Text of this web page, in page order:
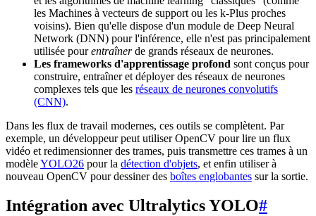
les Machines à vecteurs de support ou les k-Plus proches
voisins). Bien qu'elle dispose d'un module de Deep Neural
Network (DNN) pour l'inférence, elle n'est pas principalement
utilisée pourentraînerde grands réseaux de neurones.
Les frameworks d'apprentissage profond sont conçus pour
construire, entraîner et déployer des réseaux de neurones
complexes tels que les réseaux de neurones convolutifs
(CNN).
Dans les flux de travail modernes, ces outils se complètent. Par
exemple, un développeur peut utiliser OpenCV pour lire un flux
vidéo et redimensionner des trames, puis transmettre ces trames à un
modèleYOLO26 pour la détection d'objets, et enfin utiliser à
nouveau OpenCV pour dessiner des boîtes englobantes sur la sortie.
Intégration avec Ultralytics YOLO#